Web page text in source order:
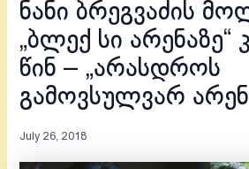
ნანი ბრეგვაძის
„ბლექ სი არენაზე“
წინ – „არასდროს
გამოვსულვარ
July 26, 2018